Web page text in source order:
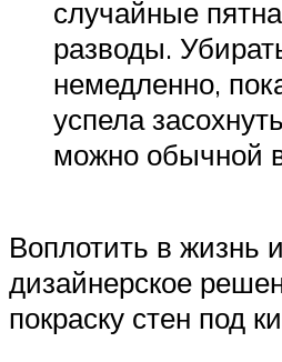
случайные
разводы.
немедленно,
успела
можно обычной
Воплотить в жизнь
дизайнерское
покраску стен под